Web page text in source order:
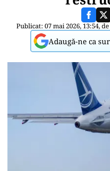
Publicat: 07 mai 2026, 13:54, de
Adaugă-ne ca